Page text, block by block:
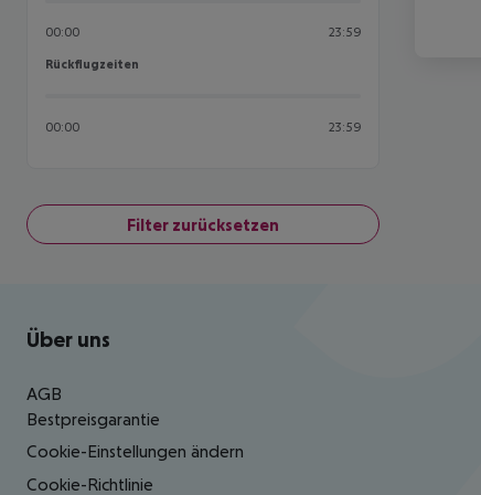
00:00 23:59
Rückflugzeiten
Rückflugzeiten
00:00 23:59
Filter zurücksetzen
Footer navigation
Über uns
AGB
Bestpreisgarantie
Cookie-Einstellungen ändern
Cookie-Richtlinie